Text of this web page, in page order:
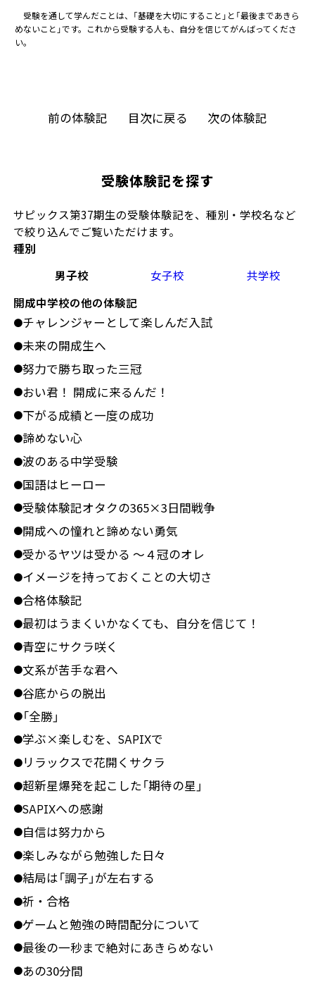
受験体験記を探す
サピックス第37期生の受験体験記を、種別・学校名など
で絞り込んでご覧いただけます。
種別
男子校
女子校
共学校
開成中学校の他の体験記
●チャレンジャーとして楽しんだ入試
●未来の開成生へ
●努力で勝ち取った三冠
●おい君！ 開成に来るんだ！
●下がる成績と一度の成功
●諦めない心
●波のある中学受験
●国語はヒーロー
●受験体験記オタクの365×3日間戦争
●開成への憧れと諦めない勇気
●受かるヤツは受かる ～４冠のオレ
●イメージを持っておくことの大切さ
●合格体験記
●最初はうまくいかなくても、自分を信じて！
●青空にサクラ咲く
●文系が苦手な君へ
●谷底からの脱出
●「全勝」
●学ぶ×楽しむを、SAPIXで
●リラックスで花開くサクラ
●超新星爆発を起こした「期待の星」
●SAPIXへの感謝
●自信は努力から
●楽しみながら勉強した日々
●結局は「調子」が左右する
●祈・合格
●ゲームと勉強の時間配分について
●最後の一秒まで絶対にあきらめない
●あの30分間
受験を通して学んだことは、「基礎を大切にすること」と「最後まであきら
めないこと」です。これから受験する人も、自分を信じてがんばってくださ
い。
前の体験記 目次に戻る 次の体験記